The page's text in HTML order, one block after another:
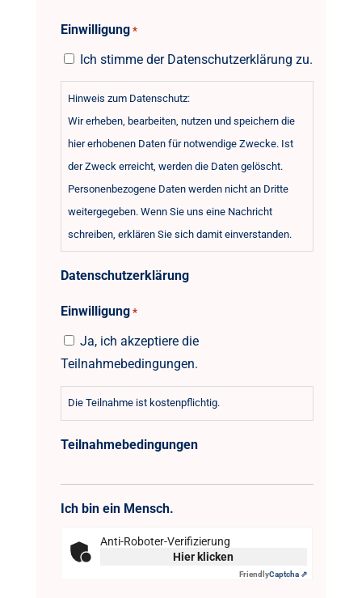
Einwilligung *
Ich stimme der Datenschutzerklärung zu.
Hinweis zum Datenschutz:
Wir erheben, bearbeiten, nutzen und speichern die
hier erhobenen Daten für notwendige Zwecke. Ist
der Zweck erreicht, werden die Daten gelöscht.
Personenbezogene Daten werden nicht an Dritte
weitergegeben. Wenn Sie uns eine Nachricht
schreiben, erklären Sie sich damit einverstanden.
Datenschutzerklärung
Einwilligung *
Ja, ich akzeptiere die
Teilnahmebedingungen.
Die Teilnahme ist kostenpflichtig.
Teilnahmebedingungen
Ich bin ein Mensch.
Anti-Roboter-Verifizierung
Hier klicken
FriendlyCaptcha ⇗